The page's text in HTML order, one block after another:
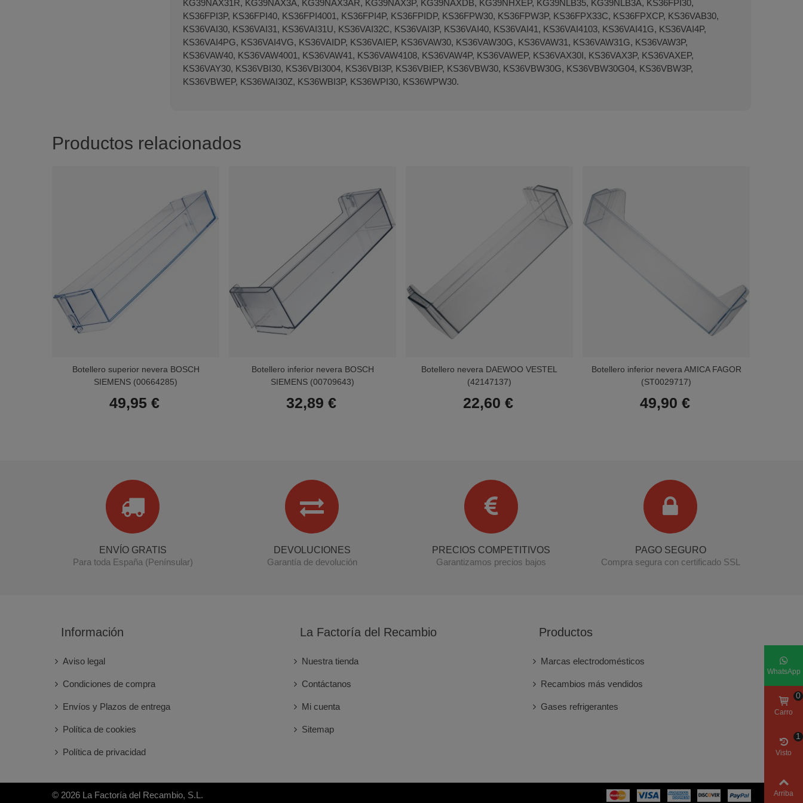
KG39NAX31R, KG39NAX3A, KG39NAX3AR, KG39NAX3P, KG39NAXDB, KG39NHXEP, KG39NLB35, KG39NLB3A, KS36FPI30,
KS36FPI3P, KS36FPI40, KS36FPI4001, KS36FPI4P, KS36FPIDP, KS36FPW30, KS36FPW3P, KS36FPX33C, KS36FPXCP, KS36VAB30,
KS36VAI30, KS36VAI31, KS36VAI31U, KS36VAI32C, KS36VAI3P, KS36VAI40, KS36VAI41, KS36VAI4103, KS36VAI41G, KS36VAI4P,
KS36VAI4PG, KS36VAI4VG, KS36VAIDP, KS36VAIEP, KS36VAW30, KS36VAW30G, KS36VAW31, KS36VAW31G, KS36VAW3P,
KS36VAW40, KS36VAW4001, KS36VAW41, KS36VAW4108, KS36VAW4P, KS36VAWEP, KS36VAX30I, KS36VAX3P, KS36VAXEP,
KS36VAY30, KS36VBI30, KS36VBI3004, KS36VBI3P, KS36VBIEP, KS36VBW30, KS36VBW30G, KS36VBW30G04, KS36VBW3P,
KS36VBWEP, KS36WAI30Z, KS36WBI3P, KS36WPI30, KS36WPW30.
Productos relacionados
Botellero superior nevera BOSCH
SIEMENS (00664285)
49,95 €
Botellero inferior nevera BOSCH
SIEMENS (00709643)
32,89 €
Botellero nevera DAEWOO VESTEL
(42147137)
22,60 €
Botellero inferior nevera AMICA FAGOR
(ST0029717)
49,90 €
ENVÍO GRATIS
Para toda España (Penínsular)
DEVOLUCIONES
Garantía de devolución
PRECIOS COMPETITIVOS
Garantizamos precios bajos
PAGO SEGURO
Compra segura con certificado SSL
Información
Aviso legal
Condiciones de compra
Envíos y Plazos de entrega
Política de cookies
Política de privacidad
La Factoría del Recambio
Nuestra tienda
Contáctanos
Mi cuenta
Sitemap
Productos
Marcas electrodomésticos
Recambios más vendidos
Gases refrigerantes
© 2026 La Factoría del Recambio, S.L.
WhatsApp
Carro
0
Visto
1
Arriba
Terminal de consulta
○ Motor activo -
Botellero inferior nevera SIEMENS